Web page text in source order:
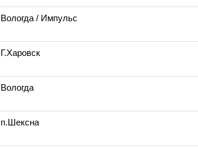
Вологда / Импульс
Г.Харовск
Вологда
п.Шексна